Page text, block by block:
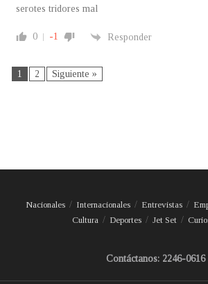
serotes tridores mal
0 -1 Responder
1 2 Siguiente »
Nacionales Internacionales Entrevistas
Cultura
Deportes Jet Set
Contáctanos: 2246-0616